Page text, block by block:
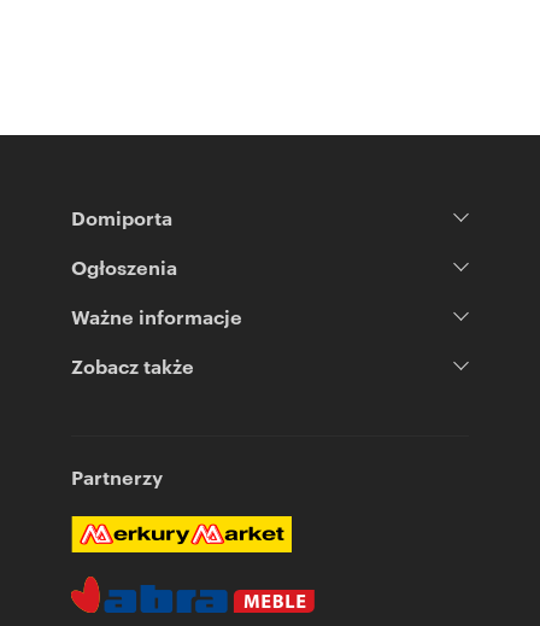
Domiporta
Ogłoszenia
Ważne informacje
Zobacz także
Partnerzy